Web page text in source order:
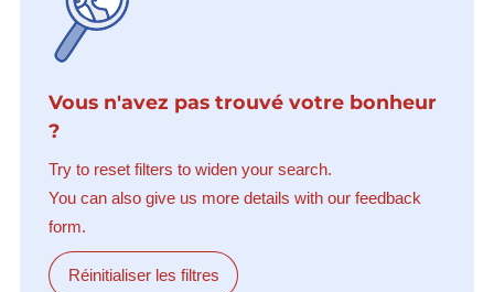
Vous n'avez pas trouvé votre bonheur
?
Try to reset filters to widen your search.
You can also give us more details with our feedback
form.
Réinitialiser les filtres